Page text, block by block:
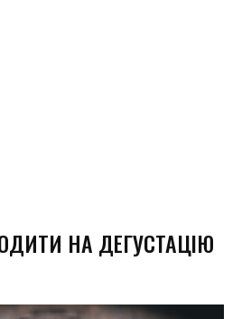
НА ДЕГУСТАЦІЮ